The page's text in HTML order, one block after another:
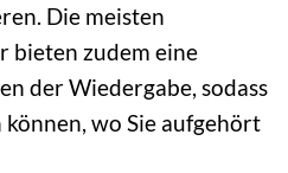
Die meisten
bieten zudem eine
der Wiedergabe, sodass
wo Sie aufgehört